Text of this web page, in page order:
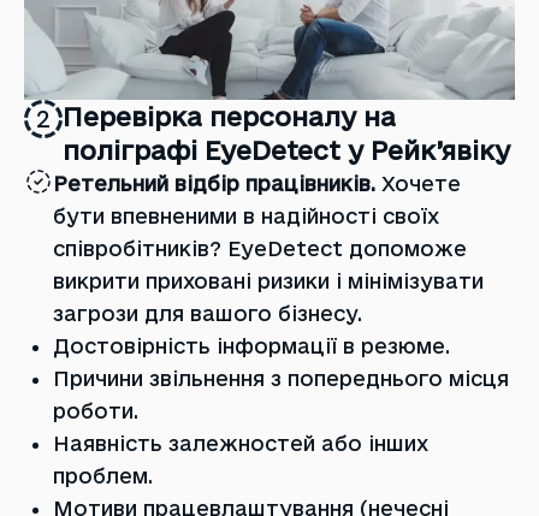
2 Перевірка персоналу на
поліграфі EyeDetect у Рейк’явіку
Ретельний відбір працівників. Хочете
бути впевненими в надійності своїх
співробітників? EyeDetect допоможе
викрити приховані ризики і мінімізувати
загрози для вашого бізнесу.
Достовірність інформації в резюме.
Причини звільнення з попереднього місця
роботи.
Наявність залежностей або інших
проблем.
Мотиви працевлаштування (нечесні